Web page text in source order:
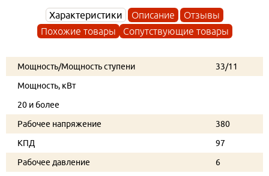
Характеристики Описание
Отзывы
Похожие товары
Сопутствующие товары
Мощность/Мощность ступени
33/11
Мощность, кВт
20 и более
Рабочее напряжение
380
КПД
97
Рабочее давление
6